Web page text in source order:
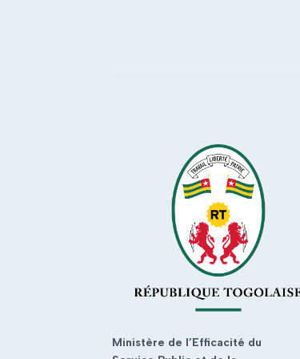
Ministère de l’Efficacité du